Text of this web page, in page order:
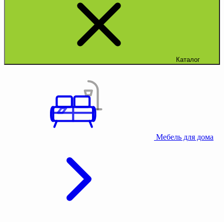
Каталог
Мебель для дома